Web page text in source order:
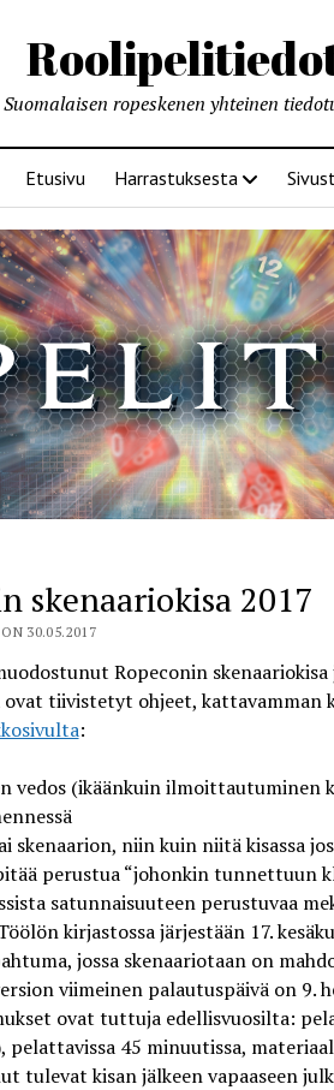
Suomalaisen ropeskenen yhteinen
Etusivu Harrastuksesta
skenaariokisa 2017
30.05.2017
Ropeconin
ovat tiivistetyt ohjeet, kattavamman
:
vedos (ikäänkuin ilmoittautuminen
skenaarion, niin kuin niitä kisassa
perustua “johonkin tunnettuun
satunnaisuuteen perustuvaa
kirjastossa järjestään 17.
jossa skenaariotaan on
viimeinen palautuspäivä on 9.
ovat tuttuja edellisvuosilta:
pelattavissa 45 minuutissa,
tulevat kisan jälkeen vapaaseen